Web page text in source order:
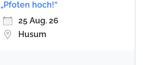
„Pfoten hoch!“
25 Aug. 26
Husum